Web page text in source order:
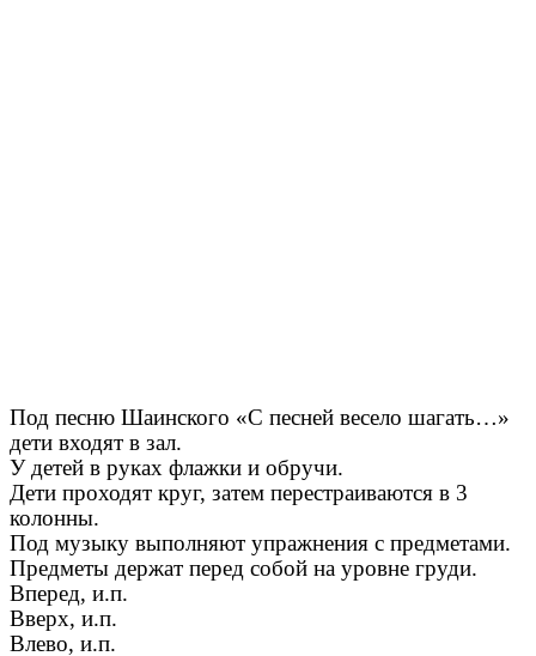
Под песню Шаинского «С песней весело шагать…»
дети входят в зал.
У детей в руках флажки и обручи.
Дети проходят круг, затем перестраиваются в 3
колонны.
Под музыку выполняют упражнения с предметами.
Предметы держат перед собой на уровне груди.
Вперед, и.п.
Вверх, и.п.
Влево, и.п.